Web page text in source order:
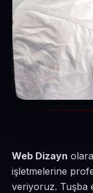
Web Dizayn
işletmelerine
veriyoruz. Tuşba